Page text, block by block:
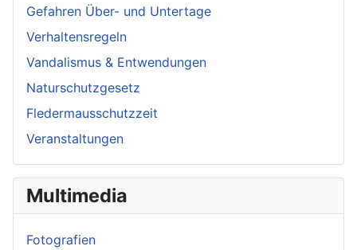
Gefahren Über- und Untertage
Verhaltensregeln
Vandalismus & Entwendungen
Naturschutzgesetz
Fledermausschutzzeit
Veranstaltungen
Multimedia
Fotografien